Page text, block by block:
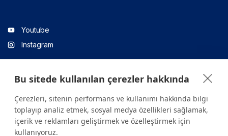
Youtube
Instagram
Linkedin
Sitede yer alan tüm içerikler yalnızca bilgilendirme amaçlıdır.
Bu sitede kullanılan çerezler hakkında
Çerezleri, sitenin performans ve kullanımı hakkında bilgi
toplayıp analiz etmek, sosyal medya özellikleri sağlamak,
içerik ve reklamları geliştirmek ve özelleştirmek için
kullanıyoruz.